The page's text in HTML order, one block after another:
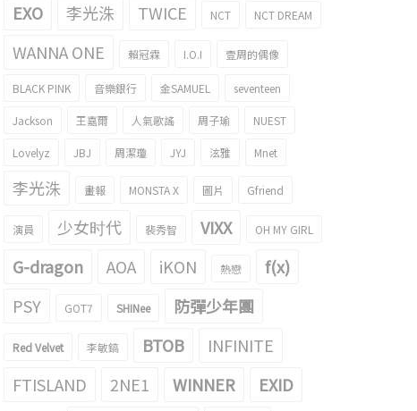
EXO 李光洙 TWICE NCT NCT DREAM
WANNA ONE 賴冠霖 I.O.I 壹周的偶像
BLACK PINK 音樂銀行 金SAMUEL seventeen
Jackson 王嘉爾 人氣歌謠 周子瑜 NUEST
Lovelyz JBJ 周潔瓊 JYJ 泫雅 Mnet
李光洙 畫報 MONSTA X 圖片 Gfriend
演員 少女时代 裴秀智 VIXX OH MY GIRL
G-dragon AOA iKON 熱戀
f(x)
PSY
GOT7 SHINee 防彈少年團
Red Velvet 李敏鎬 BTOB
INFINITE
FTISLAND
2NE1 WINNER EXID